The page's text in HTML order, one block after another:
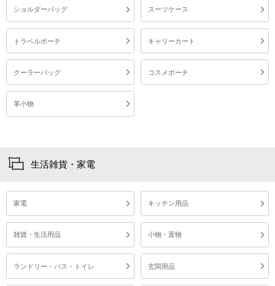
ショルダーバッグ スーツケース
トラベルポーチ キャリーカート
クーラーバッグ コスメポーチ
革小物
生活雑貨・家電
家電 キッチン用品
雑貨・生活用品 小物・置物
ランドリー・バス・トイレ 玄関用品